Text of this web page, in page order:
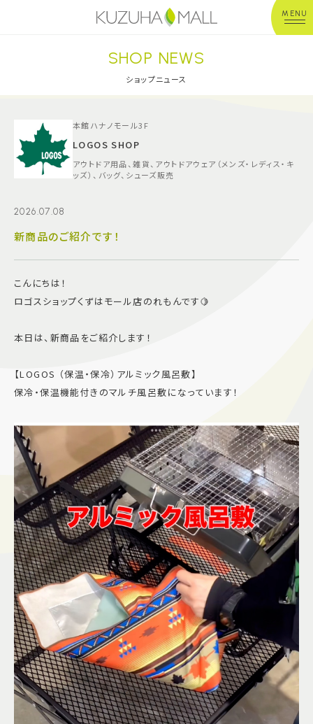
MENU
年中無休平 日：10:00~20:00
※店舗により異なる
ショップガイド
グルメ＆フード
施設案内
アクセス＆駐車場
よくあるご質問
スタッフ募集
プライバシーポリシー
Follow US
SHOP NEWS
ショップニュース
本館ハナノモール3F
LOGOS SHOP
アウトドア用品、雑貨、アウトドアウェア（メンズ・レディス・キ
ッズ）、バッグ、シューズ販売
2026.07.08
新商品のご紹介です！
こんにちは！
ロゴスショップくずはモール店のれもんです🍋
本日は、新商品をご紹介します！
【LOGOS （保温・保冷）アルミック風呂敷】
保冷・保温機能付きのマルチ風呂敷になっています！